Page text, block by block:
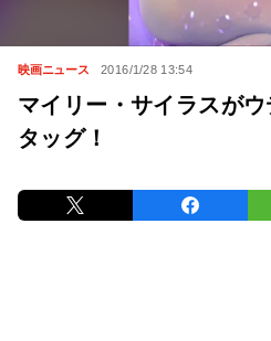
映画ニュース 2016/1/28 13:54
マイリー・サイラスが
タッグ！